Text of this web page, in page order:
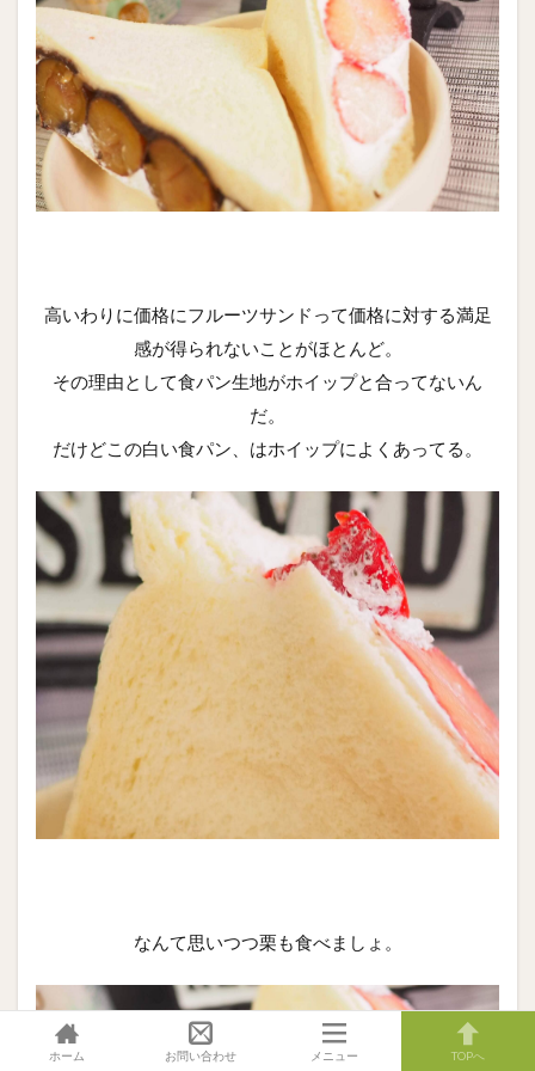
高いわりに価格にフルーツサンドって価格に対する満足
感が得られないことがほとんど。
その理由として食パン生地がホイップと合ってないん
だ。
だけどこの白い食パン、はホイップによくあってる。
なんて思いつつ栗も食べましょ。
ホーム お問い合わせ メニュー TOPへ